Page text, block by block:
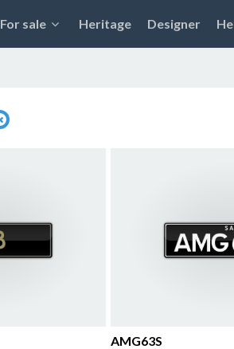
For sale Heritage Designer
AMG63S